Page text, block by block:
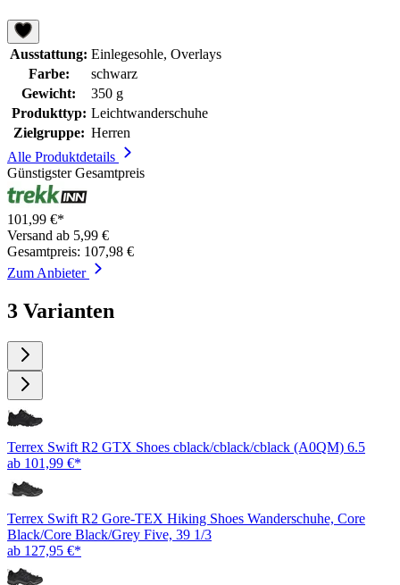
Ausstattung: Einlegesohle, Overlays
Farbe:
schwarz
Gewicht:
350 g
Produkttyp: Leichtwanderschuhe
Zielgruppe: Herren
Alle Produktdetails
Günstigster Gesamtpreis
101,99 €*
Versand ab 5,99 €
Gesamtpreis: 107,98 €
Zum Anbieter
3 Varianten
Terrex Swift R2 GTX Shoes cblack/cblack/cblack (A0QM) 6.5
ab 101,99 €*
Terrex Swift R2 Gore-TEX Hiking Shoes Wanderschuhe, Core
Black/Core Black/Grey Five, 39 1/3
ab 127,95 €*